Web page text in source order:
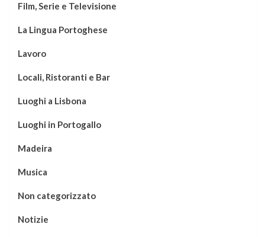
Film, Serie e Televisione
La Lingua Portoghese
Lavoro
Locali, Ristoranti e Bar
Luoghi a Lisbona
Luoghi in Portogallo
Madeira
Musica
Non categorizzato
Notizie